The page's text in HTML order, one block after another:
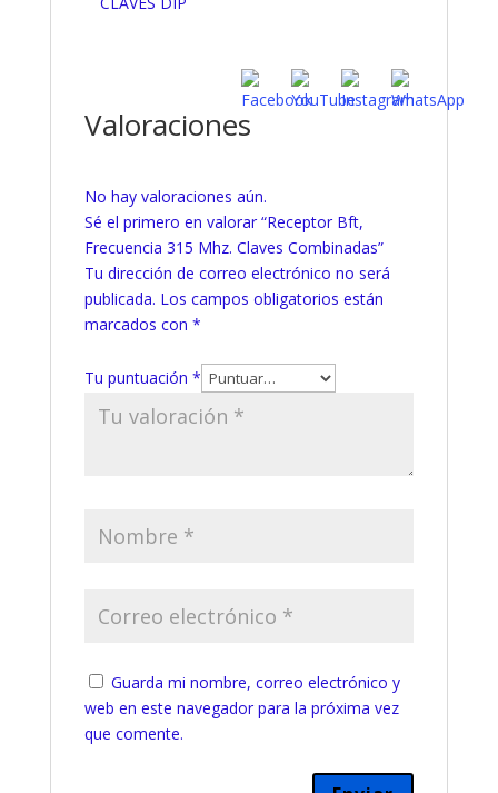
Valoraciones
No hay valoraciones aún.
Sé el primero en valorar “Receptor Bft,
Frecuencia 315 Mhz. Claves Combinadas”
Tu dirección de correo electrónico no será
publicada. Los campos obligatorios están
marcados con *
Tu puntuación *
Guarda mi nombre, correo electrónico y
web en este navegador para la próxima vez
que comente.